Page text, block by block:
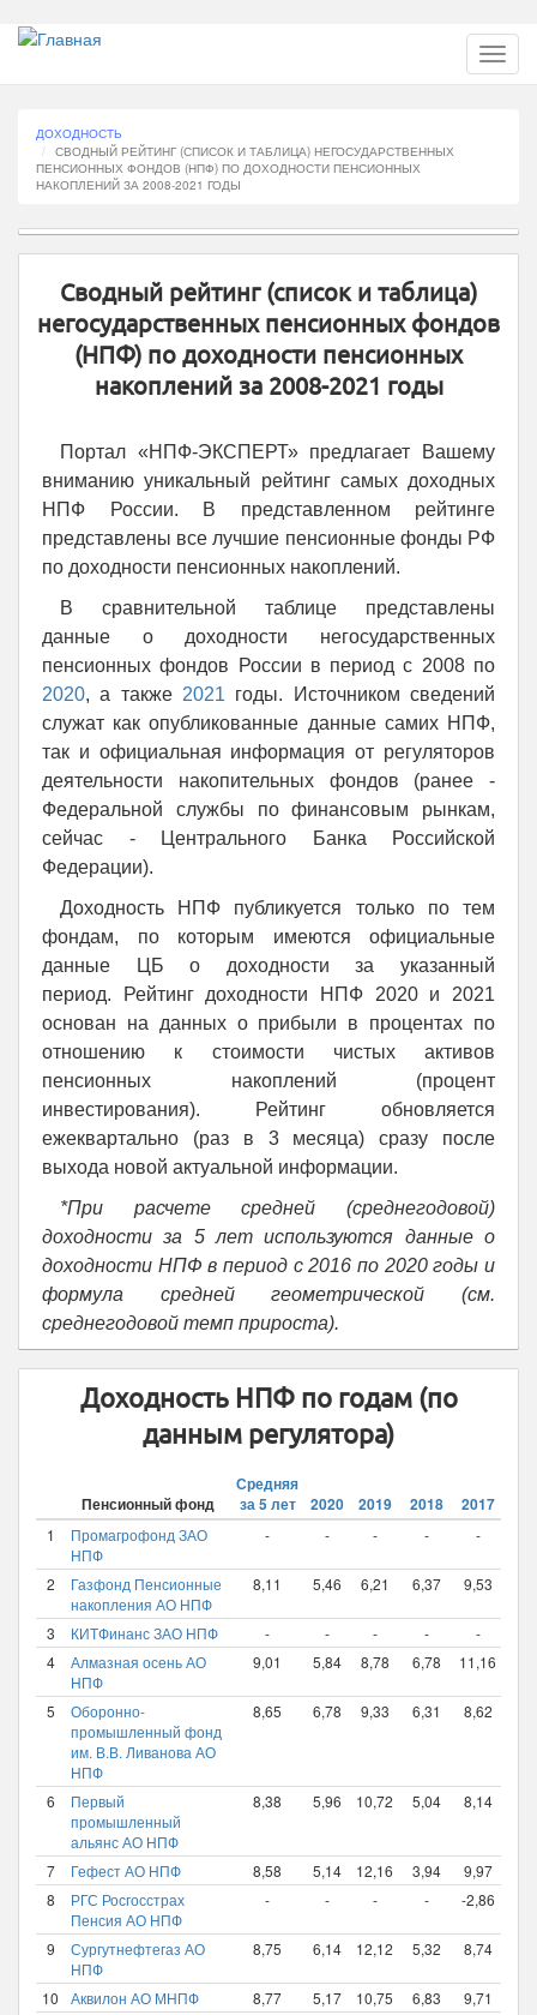
Перейти
основному
ДОХОДНОСТЬ
СВОДНЫЙ РЕЙТИНГ (СПИСОК И ТАБЛИЦА) НЕГОСУДАРСТВЕННЫХ
ПЕНСИОННЫХ ФОНДОВ (НПФ) ПО ДОХОДНОСТИ ПЕНСИОННЫХ
НАКОПЛЕНИЙ ЗА 2008-2021 ГОДЫ
Сводный рейтинг (список и таблица)
негосударственных пенсионных фондов
(НПФ) по доходности пенсионных
накоплений за 2008-2021 годы
Портал «НПФ-ЭКСПЕРТ» предлагает Вашему
вниманию уникальный рейтинг самых доходных
НПФ России. В представленном рейтинге
представлены все лучшие пенсионные фонды РФ
по доходности пенсионных накоплений.
В сравнительной таблице представлены
данные о доходности негосударственных
пенсионных фондов России в период с 2008 по
2020, а также 2021 годы. Источником сведений
служат как опубликованные данные самих НПФ,
так и официальная информация от регуляторов
деятельности накопительных фондов (ранее -
Федеральной службы по финансовым рынкам,
сейчас - Центрального Банка Российской
Федерации).
Доходность НПФ публикуется только по тем
фондам, по которым имеются официальные
данные ЦБ о доходности за указанный
период. Рейтинг доходности НПФ 2020 и 2021
основан на данных о прибыли в процентах по
отношению к стоимости чистых активов
пенсионных накоплений (процент
инвестирования). Рейтинг обновляется
ежеквартально (раз в 3 месяца) сразу после
выхода новой актуальной информации.
*При расчете средней (среднегодовой)
доходности за 5 лет используются данные о
доходности НПФ в период с 2016 по 2020 годы и
формула средней геометрической (см.
среднегодовой темп прироста).
Доходность НПФ по годам (по
данным регулятора)
Пенсионный фонд
Средняя
за 5 лет
2020 2019 2018 2017
1
Промагрофонд ЗАО
НПФ
- - - - -
2
Газфонд Пенсионные
накопления АО НПФ
8,11 5,46 6,21 6,37 9,53
3 КИТФинанс ЗАО НПФ - - - - -
4
Алмазная осень АО
НПФ
9,01 5,84 8,78 6,78 11,16
5
Оборонно-
промышленный фонд
им. В.В. Ливанова АО
НПФ
8,65 6,78 9,33 6,31 8,62
6
Первый
промышленный
альянс АО НПФ
8,38 5,96 10,72 5,04 8,14
7 Гефест АО НПФ 8,58 5,14 12,16 3,94 9,97
8
РГС Росгосстрах
Пенсия АО НПФ
- - - - -2,86
9
Сургутнефтегаз АО
НПФ
8,75 6,14 12,12 5,32 8,74
10 Аквилон АО МНПФ 8,77 5,17 10,75 6,83 9,71